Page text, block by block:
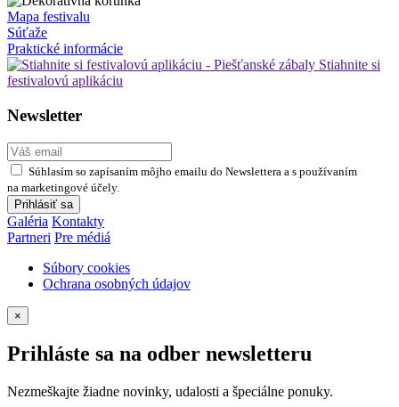
Mapa festivalu
Súťaže
Praktické informácie
Stiahnite si
festivalovú aplikáciu
Newsletter
Súhlasím so zapísaním môjho emailu do Newslettera a s používaním
na marketingové účely.
Prihlásiť sa
Galéria Kontakty
Partneri Pre médiá
Súbory cookies
Ochrana osobných údajov
×
Prihláste sa na odber newsletteru
Nezmeškajte žiadne novinky, udalosti a špeciálne ponuky.